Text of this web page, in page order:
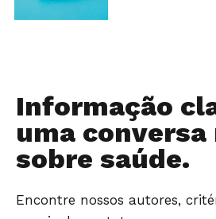
Informação
uma
sobre saúde.
Encontre nossos autores,